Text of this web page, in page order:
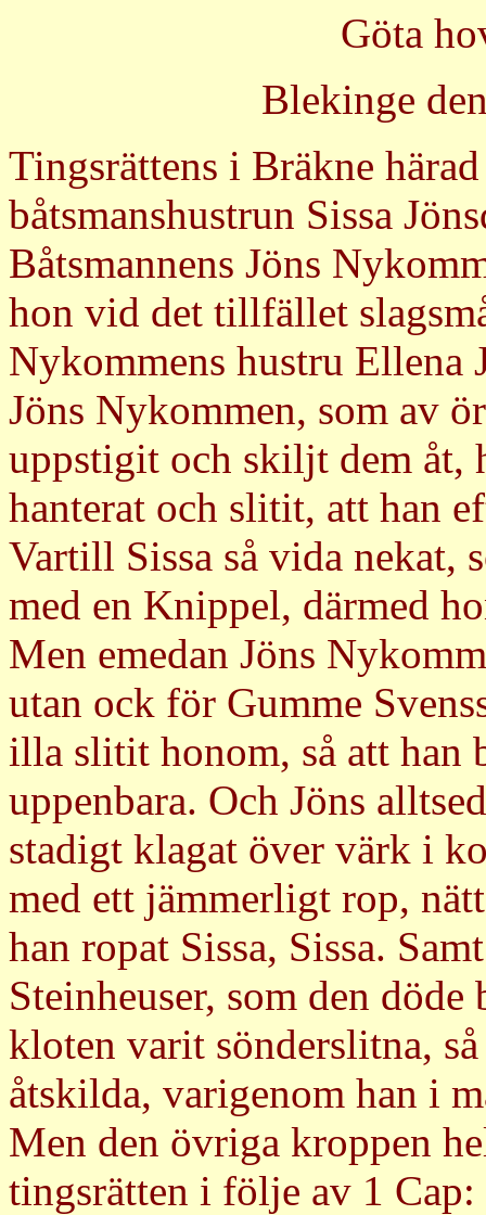
Göta
Blekinge
Tingsrättens i Bräkne
båtsmanshustrun Sissa
Båtsmannens Jöns
hon vid det tillfället
Nykommens hustru Ellena
Jöns Nykommen, som av
uppstigit och skiljt dem åt,
hanterat och slitit, att han
Vartill Sissa så vida nekat,
med en Knippel, därmed
Men emedan Jöns
utan ock för Gumme
illa slitit honom, så att han
uppenbara. Och Jöns
stadigt klagat över värk i
med ett jämmerligt rop,
han ropat Sissa, Sissa.
Steinheuser, som den
kloten varit sönderslitna,
åtskilda, varigenom han i
Men den övriga kroppen
tingsrätten i följe av 1